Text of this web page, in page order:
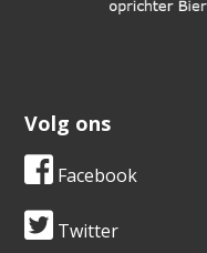
Volg ons
Facebook
Twitter